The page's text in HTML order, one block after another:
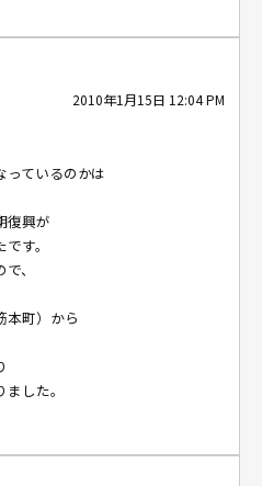
2010年1月15日 12:04 PM
っているのかは
復興が
す。
、
本町）から
した。